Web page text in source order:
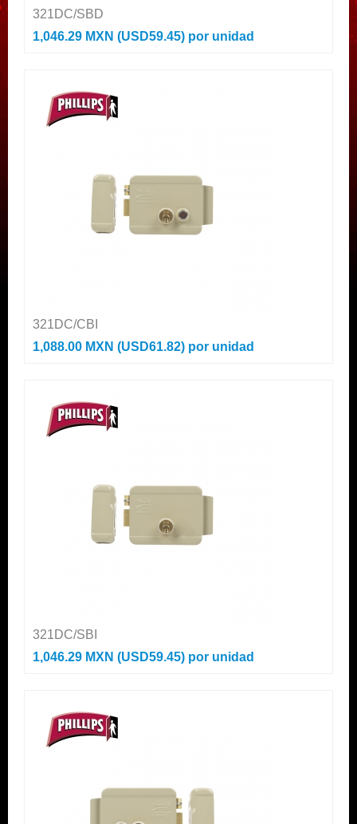
321DC/SBD
1,046.29 MXN (USD59.45) por unidad
321DC/CBI
1,088.00 MXN (USD61.82) por unidad
321DC/SBI
1,046.29 MXN (USD59.45) por unidad